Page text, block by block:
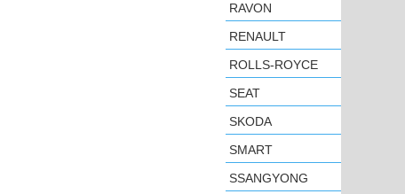
RAVON
RENAULT
ROLLS-ROYCE
SEAT
SKODA
SMART
SSANGYONG